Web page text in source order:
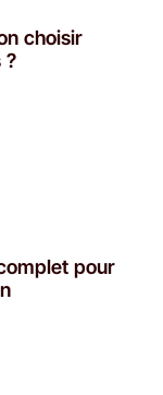
choisir
?
pour